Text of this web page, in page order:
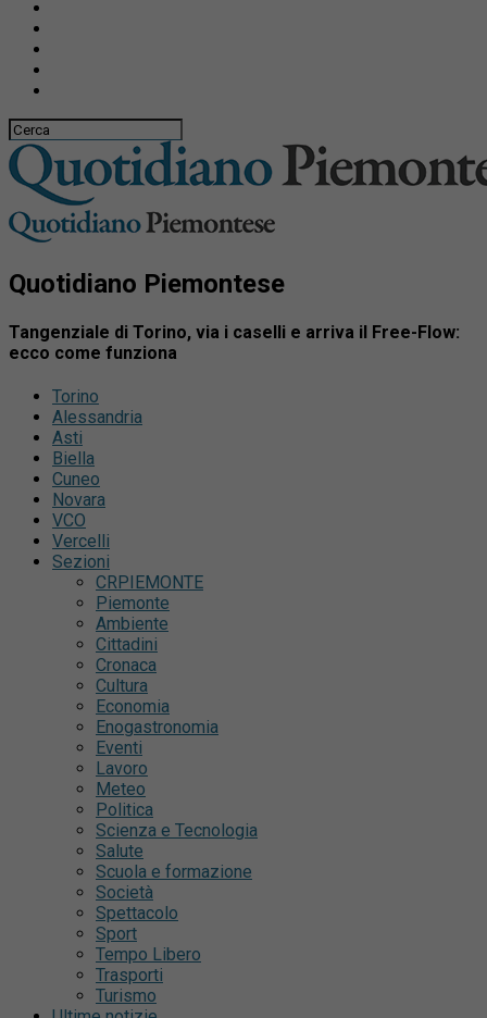
Quotidiano Piemontese
Tangenziale di Torino, via i caselli e arriva il Free-Flow:
ecco come funziona
Torino
Alessandria
Asti
Biella
Cuneo
Novara
VCO
Vercelli
Sezioni
CRPIEMONTE
Piemonte
Ambiente
Cittadini
Cronaca
Cultura
Economia
Enogastronomia
Eventi
Lavoro
Meteo
Politica
Scienza e Tecnologia
Salute
Scuola e formazione
Società
Spettacolo
Sport
Tempo Libero
Trasporti
Turismo